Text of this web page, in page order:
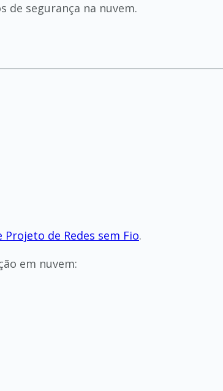
de segurança na nuvem.
de Redes sem Fio.
em nuvem: